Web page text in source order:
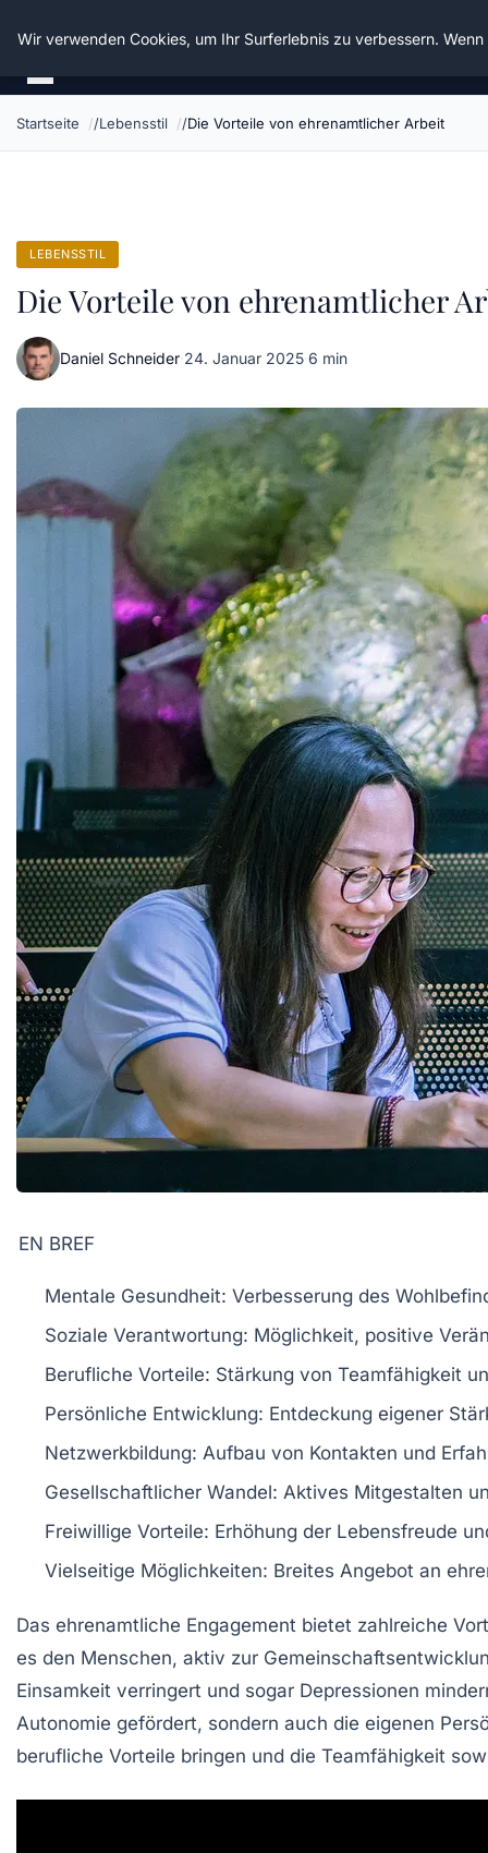
Die Schnitter
Startseite Lebensstil Die Vorteile von ehrenamtlicher Arbeit
LEBENSSTIL
Die Vorteile von ehrenamtlicher
Daniel Schneider·24. Januar 2025·6 min
EN BREF
Mentale Gesundheit: Verbesserung des
Soziale Verantwortung: Möglichkeit, positive
Berufliche Vorteile: Stärkung von Teamfähigkeit
Persönliche Entwicklung: Entdeckung eigener
Netzwerkbildung: Aufbau von Kontakten und
Gesellschaftlicher Wandel: Aktives Mitgestalten
Freiwillige Vorteile: Erhöhung der Lebensfreude
Vielseitige Möglichkeiten: Breites Angebot an
Das ehrenamtliche Engagement bietet zahlreiche
es den Menschen, aktiv zur
Einsamkeit verringert und sogar Depressionen
Autonomie gefördert, sondern auch die eigenen
berufliche Vorteile bringen und die Teamfähigkeit
Wir verwenden Cookies, um Ihr Surferlebnis zu verbessern.